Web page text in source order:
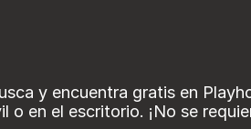
y encuentra gratis en
en el escritorio. ¡No se